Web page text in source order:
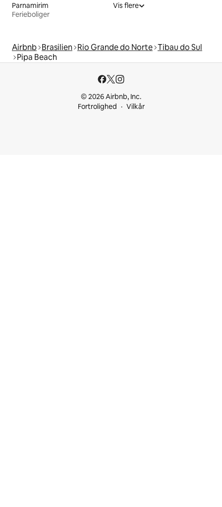
Parnamirim
Ferieboliger
Vis flere
Airbnb Brasilien Rio Grande do Norte Tibau do Sul
Pipa Beach
© 2026 Airbnb, Inc.
Fortrolighed
Vilkår